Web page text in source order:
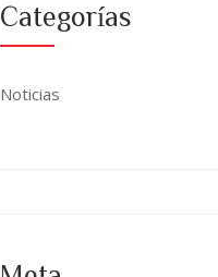
Categorías
Noticias